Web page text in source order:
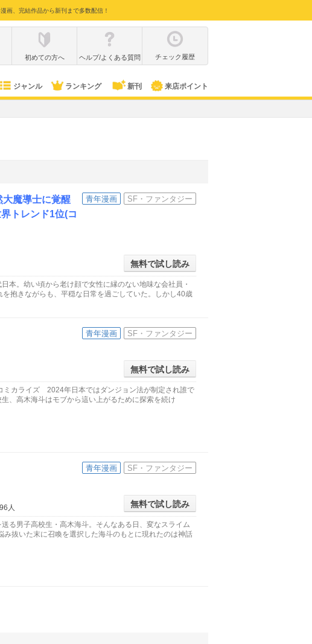
画、完結作品から新刊まで多数配信！
初めての方へ ヘルプ/よくある質問 チェック履歴
ジャンル ランキング 新刊 来店ポイント
青年漫画 SF・ファンタジー
魔導士に覚醒
トレンド1位(コ
無料で試し読み
本。幼い頃から老け顔で女性に縁のない地味な会社員・
抱きながらも、平穏な日常を過ごしていた。しかし40歳
青年漫画 SF・ファンタジー
無料で試し読み
ミカライズ 2024年日本ではダンジョン法が制定され誰で
、高木海斗はモブから這い上がるために探索を続け
青年漫画 SF・ファンタジー
無料で試し読み
人
る男子高校生・高木海斗。そんなある日、変なスライム
抜いた末に召喚を選択した海斗のもとに現れたのは神話